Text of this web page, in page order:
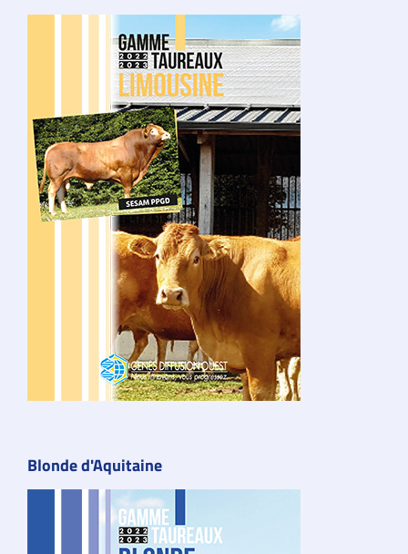
Blonde d'Aquitaine